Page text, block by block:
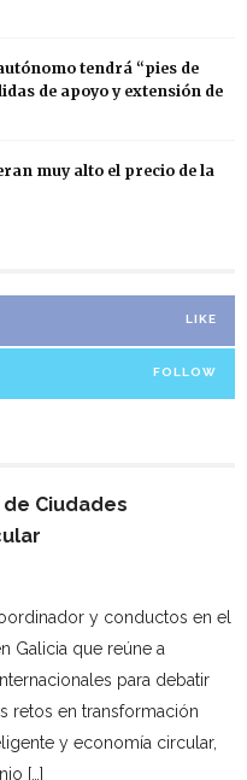
tendrá “pies de
de apoyo y extensión de
muy alto el precio de la
LIKE
FOLLOW
Ciudades
y conductos en el
Galicia que reúne a
para debatir
retos en transformación
y economía circular,
[…]